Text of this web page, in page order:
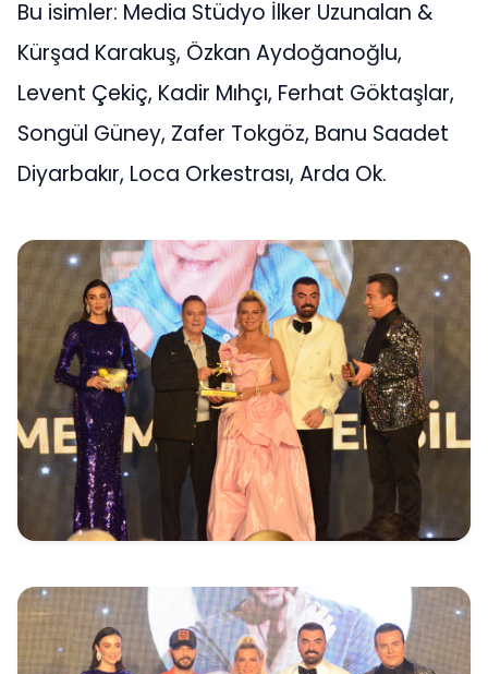
Bu isimler: Media Stüdyo İlker Uzunalan &
Kürşad Karakuş, Özkan Aydoğanoğlu,
Levent Çekiç, Kadir Mıhçı, Ferhat Göktaşlar,
Songül Güney, Zafer Tokgöz, Banu Saadet
Diyarbakır, Loca Orkestrası, Arda Ok.